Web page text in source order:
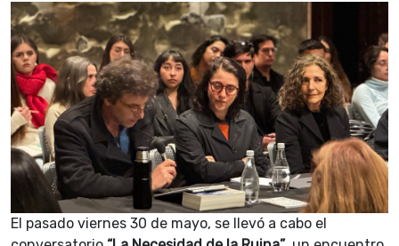
El pasado viernes 30 de mayo, se llevó a cabo el